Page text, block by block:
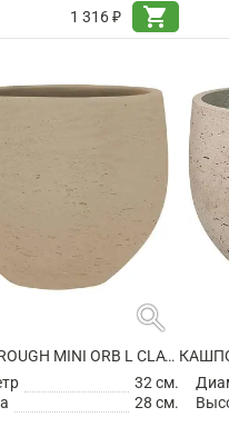
1 316 ₽
shopping_cart
search
КАШПО ROUGH MINI ORB L CLAY WASHED
32 см.
28 см.